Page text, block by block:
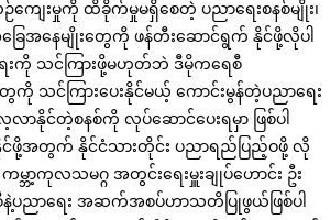
ျေးမှုကို ထိခိုက်မှုမရှိစေတဲ့ ပညာရေးစနစ်မျိုး၊
အနေမျိုးတွေကို ဖန်တီးဆောင်ရွက် နိုင်ဖို့လိုပါ
းကို သင်ကြားဖို့မဟုတ်ဘဲ ဒီမိုကရေစီ
သင်ကြားပေးနိုင်မယ့် ကောင်းမွန်တဲ့ပညာရေး
ာနိုင်တဲ့စနစ်ကို လုပ်ဆောင်ပေးရမှာ ဖြစ်ပါ
ဖို့အတွက် နိုင်ငံသားတိုင်း ပညာရည်ပြည့်ဝဖို့ လို
ကမ္ဘာ့ကုလသမဂ္ဂ အတွင်းရေးမှူးချုပ်ဟောင်း ဦး
နဲ့ပညာရေး အဆက်အစပ်ဟာသတိပြုဖွယ်ဖြစ်ပါ